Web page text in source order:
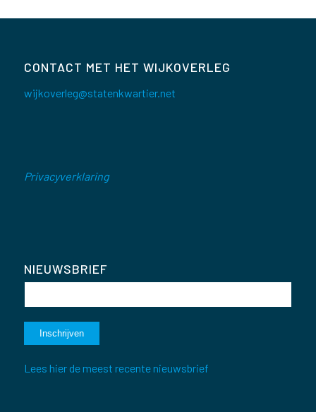
CONTACT MET HET WIJKOVERLEG
wijkoverleg@statenkwartier.net
Privacyverklaring
NIEUWSBRIEF
Lees hier de meest recente nieuwsbrief